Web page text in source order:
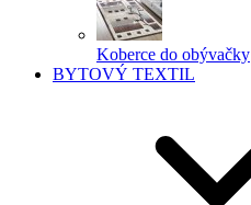
Koberce do obývačky
BYTOVÝ TEXTIL